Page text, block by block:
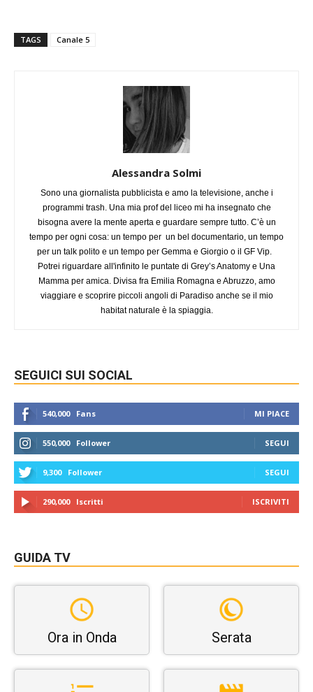
TAGS Canale 5
Alessandra Solmi
Sono una giornalista pubblicista e amo la televisione, anche i
programmi trash. Una mia prof del liceo mi ha insegnato che
bisogna avere la mente aperta e guardare sempre tutto. C’è un
tempo per ogni cosa: un tempo per un bel documentario, un tempo
per un talk polito e un tempo per Gemma e Giorgio o il GF Vip.
Potrei riguardare all'infinito le puntate di Grey’s Anatomy e Una
Mamma per amica. Divisa fra Emilia Romagna e Abruzzo, amo
viaggiare e scoprire piccoli angoli di Paradiso anche se il mio
habitat naturale è la spiaggia.
SEGUICI SUI SOCIAL
540,000 Fans MI PIACE
550,000 Follower SEGUI
9,300 Follower SEGUI
290,000 Iscritti ISCRIVITI
GUIDA TV
Ora in Onda Serata